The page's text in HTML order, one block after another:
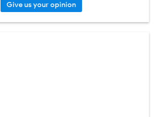
Give us your opinion